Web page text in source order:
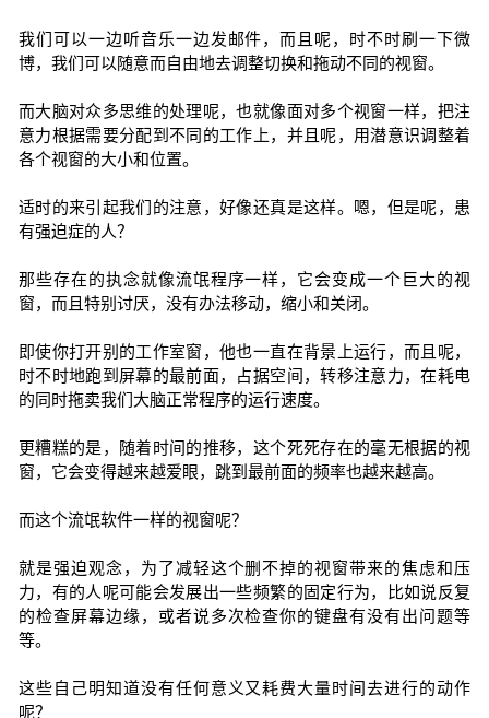
我们可以一边听音乐一边发邮件，而且呢，时不时刷一下微
博，我们可以随意而自由地去调整切换和拖动不同的视窗。
而大脑对众多思维的处理呢，也就像面对多个视窗一样，把注
意力根据需要分配到不同的工作上，并且呢，用潜意识调整着
各个视窗的大小和位置。
适时的来引起我们的注意，好像还真是这样。嗯，但是呢，患
有强迫症的人？
那些存在的执念就像流氓程序一样，它会变成一个巨大的视
窗，而且特别讨厌，没有办法移动，缩小和关闭。
即使你打开别的工作室窗，他也一直在背景上运行，而且呢，
时不时地跑到屏幕的最前面，占据空间，转移注意力，在耗电
的同时拖卖我们大脑正常程序的运行速度。
更糟糕的是，随着时间的推移，这个死死存在的毫无根据的视
窗，它会变得越来越爱眼，跳到最前面的频率也越来越高。
而这个流氓软件一样的视窗呢？
就是强迫观念，为了减轻这个删不掉的视窗带来的焦虑和压
力，有的人呢可能会发展出一些频繁的固定行为，比如说反复
的检查屏幕边缘，或者说多次检查你的键盘有没有出问题等
等。
这些自己明知道没有任何意义又耗费大量时间去进行的动作
呢？